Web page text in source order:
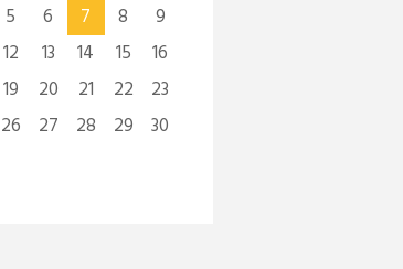
5 6 7 8
9
12 13 14 15
16
19 20 21 22
23
26 27 28 29
30